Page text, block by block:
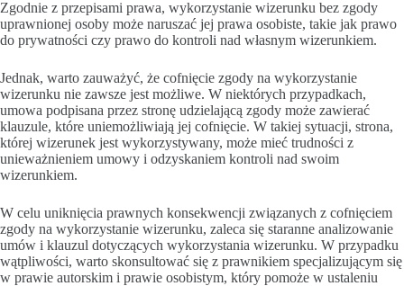
Zgodnie z przepisami prawa, wykorzystanie wizerunku bez zgody
uprawnionej osoby może naruszać jej prawa osobiste, takie jak prawo
do prywatności czy prawo do kontroli nad własnym wizerunkiem.
Jednak, warto zauważyć, że cofnięcie zgody na wykorzystanie
wizerunku nie zawsze jest możliwe. W niektórych przypadkach,
umowa podpisana przez stronę udzielającą zgody może zawierać
klauzule, które uniemożliwiają jej cofnięcie. W takiej sytuacji, strona,
której wizerunek jest wykorzystywany, może mieć trudności z
unieważnieniem umowy i odzyskaniem kontroli nad swoim
wizerunkiem.
W celu uniknięcia prawnych konsekwencji związanych z cofnięciem
zgody na wykorzystanie wizerunku, zaleca się staranne analizowanie
umów i klauzul dotyczących wykorzystania wizerunku. W przypadku
wątpliwości, warto skonsultować się z prawnikiem specjalizującym się
w prawie autorskim i prawie osobistym, który pomoże w ustaleniu